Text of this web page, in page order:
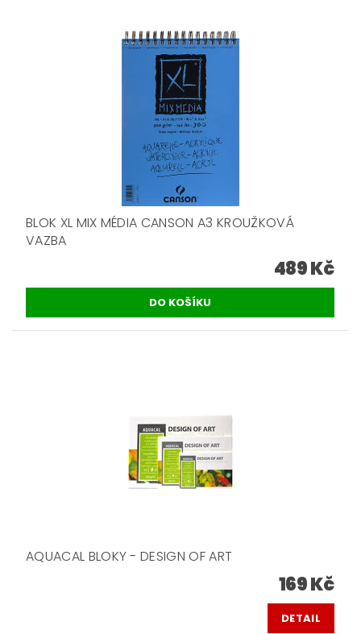
BLOK XL MIX MÉDIA CANSON A3 KROUŽKOVÁ
VAZBA
489 Kč
AQUACAL BLOKY - DESIGN OF ART
169 Kč
DETAIL